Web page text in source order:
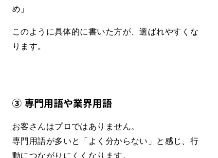
め」
このように具体的に書いた方が、選ばれやすくな
ります。
③ 専門用語や業界用語
お客さんはプロではありません。
専門用語が多いと「よく分からない」と感じ、行
動につながりにくくなります。